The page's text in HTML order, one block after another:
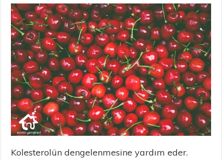
Kolesterolün dengelenmesine yardım eder.